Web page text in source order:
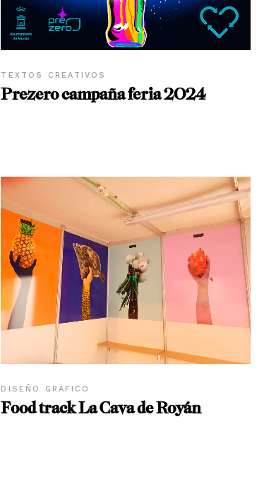
TEXTOS CREATIVOS
Prezero campaña feria 2024
DISEÑO GRÁFICO
Food track La Cava de Royán